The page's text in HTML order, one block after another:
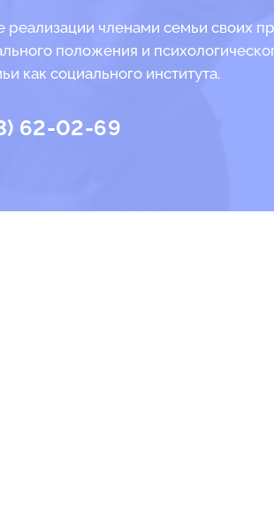
членами семьи своих
положения и
как социального института.
62-02-69